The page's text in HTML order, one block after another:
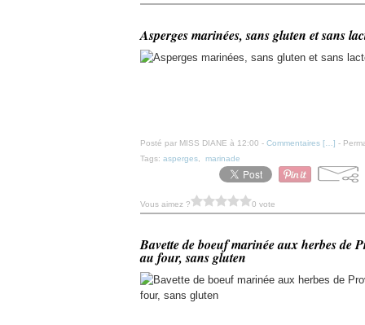
Asperges marinées, sans gluten et sans
Posté par MISS DIANE à 12:00 - Commentaires [ ] -
Tags: asperges marinade
Vous aimez ? 0 vote
Bavette de boeuf marinée aux herbes de
au four, sans gluten